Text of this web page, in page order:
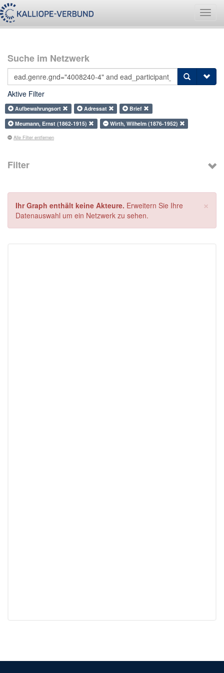
Suche im Netzwerk
Aktive Filter
Aufbewahrungsort Adressat
Brief
Meumann, Ernst (1862-1915)
Wirth, Wilhelm (1876-1952)
Alle Filter entfernen
Filter
×
Ihr Graph enthält keine Akteure. Erweitern Sie Ihre
Datenauswahl um ein Netzwerk zu sehen.